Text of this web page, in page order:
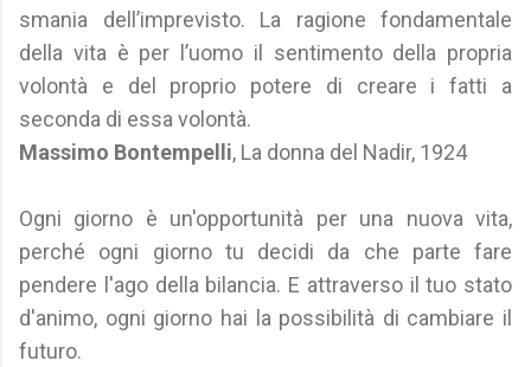
smania dell’imprevisto. La ragione fondamentale
della vita è per l’uomo il sentimento della propria
volontà e del proprio potere di creare i fatti a
seconda di essa volontà.
Massimo Bontempelli, La donna del Nadir, 1924
Ogni giorno è un'opportunità per una nuova vita,
perché ogni giorno tu decidi da che parte fare
pendere l'ago della bilancia. E attraverso il tuo stato
d'animo, ogni giorno hai la possibilità di cambiare il
futuro.